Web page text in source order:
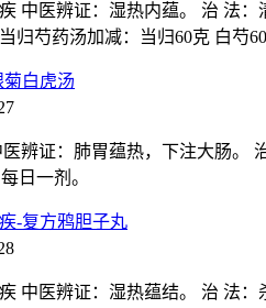
中医辨证：湿热内蕴。 治 法
归芍药汤加减：当归60克 白芍
白虎汤
辨证：肺胃蕴热，下注大肠。
日一剂。
-复方鸦胆子丸
中医辨证：湿热蕴结。 治 法